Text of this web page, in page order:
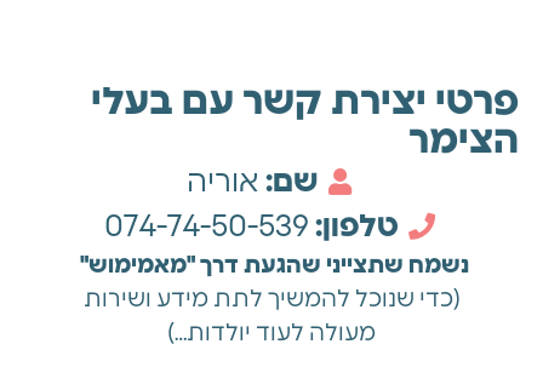
פרטי יצירת קשר עם בעלי
הצימר
שם: אוריה
טלפון: 074-74-50-539
נשמח שתצייני שהגעת דרך "מאמימוש"
(כדי שנוכל להמשיך לתת מידע ושירות
מעולה לעוד יולדות…)